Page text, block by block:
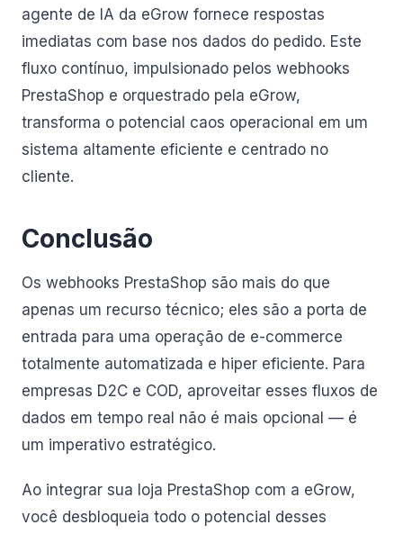
agente de IA da eGrow fornece respostas
imediatas com base nos dados do pedido. Este
fluxo contínuo, impulsionado pelos webhooks
PrestaShop e orquestrado pela eGrow,
transforma o potencial caos operacional em um
sistema altamente eficiente e centrado no
cliente.
Conclusão
Os webhooks PrestaShop são mais do que
apenas um recurso técnico; eles são a porta de
entrada para uma operação de e-commerce
totalmente automatizada e hiper eficiente. Para
empresas D2C e COD, aproveitar esses fluxos de
dados em tempo real não é mais opcional — é
um imperativo estratégico.
Ao integrar sua loja PrestaShop com a eGrow,
você desbloqueia todo o potencial desses